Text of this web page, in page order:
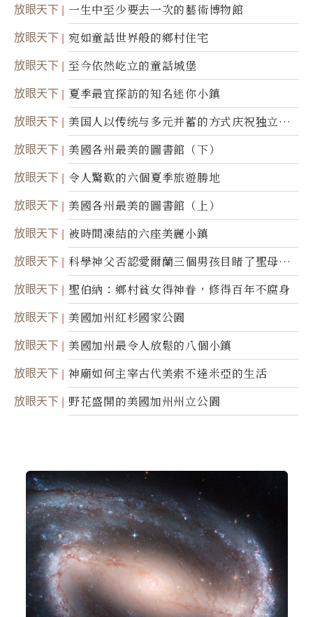
放眼天下 一生中至少要去一次的藝術博物館
放眼天下 宛如童話世界般的鄉村住宅
放眼天下 至今依然屹立的童話城堡
放眼天下 夏季最宜探訪的知名迷你小鎮
放眼天下
美国人以传统与多元并蓄的方式庆祝独立日2
50周年
放眼天下 美國各州最美的圖書館（下）
放眼天下 令人驚歎的六個夏季旅遊勝地
放眼天下 美國各州最美的圖書館（上）
放眼天下 被時間凍結的六座美麗小鎮
放眼天下
科學神父否認愛爾蘭三個男孩目睹了聖母顯
靈
放眼天下 聖伯納：鄉村貧女得神眷，修得百年不腐身
放眼天下 美國加州紅杉國家公園
放眼天下 美國加州最令人放鬆的八個小鎮
放眼天下 神廟如何主宰古代美索不達米亞的生活
放眼天下 野花盛開的美國加州州立公園